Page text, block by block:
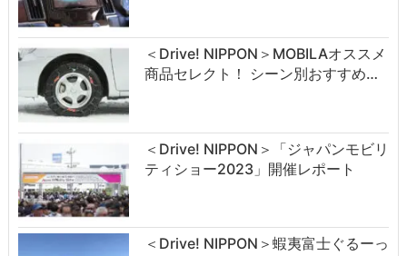
＜Drive! NIPPON＞MOBILAオススメ
商品セレクト！ シーン別おすすめ…
＜Drive! NIPPON＞「ジャパンモビリ
ティショー2023」開催レポート
＜Drive! NIPPON＞蝦夷富士ぐるーっ